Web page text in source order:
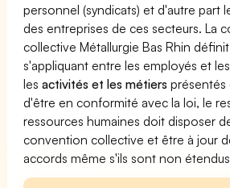
personnel (syndicats) et d'autre part
des entreprises de ces secteurs. La
collective Métallurgie Bas Rhin
s'appliquant entre les employés et
lesactivités et les métiers présentés
d'être en conformité avec la loi, le
ressources humaines doit disposer
convention collective et être à jour
accords même s'ils sont non